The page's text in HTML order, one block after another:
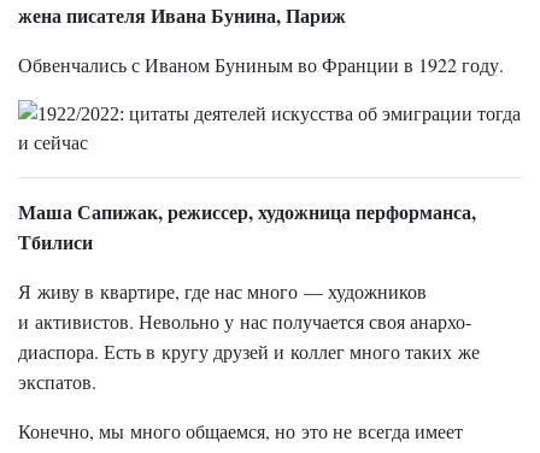
жена писателя Ивана Бунина, Париж
Обвенчались с Иваном Буниным во Франции в 1922 году.
Маша Сапижак, режиссер, художница перформанса,
Тбилиси
Я живу в квартире, где нас много — художников
и активистов. Невольно у нас получается своя анархо-
диаспора. Есть в кругу друзей и коллег много таких же
экспатов.
Конечно, мы много общаемся, но это не всегда имеет